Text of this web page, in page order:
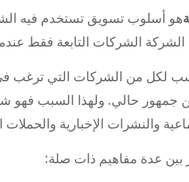
هو أسلوب تسويق تستخدم فيه
الشركة الشركات التابعة فقط
لكل من الشركات التي ترغب
حالي. ولهذا السبب فهو
والنشرات الإخبارية والحملات
بين عدة مفاهيم ذات صلة: